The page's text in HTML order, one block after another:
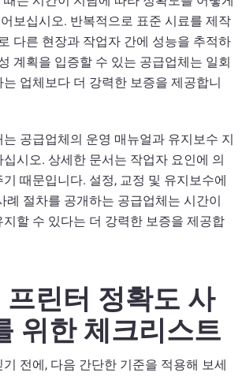
보십시오. 반복적으로 표준 시료를 제작
다른 현장과 작업자 간에 성능을 추적하
계획을 입증할 수 있는 공급업체는 일회
업체보다 더 강력한 보증을 제공합니
공급업체의 운영 매뉴얼과 유지보수 지
시오. 상세한 문서는 작업자 요인에 의
때문입니다. 설정, 교정 및 유지보수에
례 절차를 공개하는 공급업체는 시간이
할 수 있다는 더 강력한 보증을 제공합
프린터 정확도 사
위한 체크리스트
전에, 다음 간단한 기준을 적용해 보세